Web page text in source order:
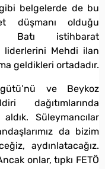
belgelerde de bu
düşmanı olduğu
Batı istihbarat
liderlerini Mehdi ilan
geldikleri ortadadır.
ve Beykoz
dağıtımlarında
Süleymancılar
da bizim
aydınlatacağız.
onlar, tıpkı FETÖ